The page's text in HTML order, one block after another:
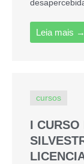
Leia mais →
cursos
I CURSO